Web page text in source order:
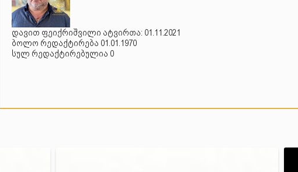
დავით ფეიქრიშვილი ატვირთა: 01.11.2021
ბოლო რედაქტირება 01.01.1970
სულ რედაქტირებულია 0